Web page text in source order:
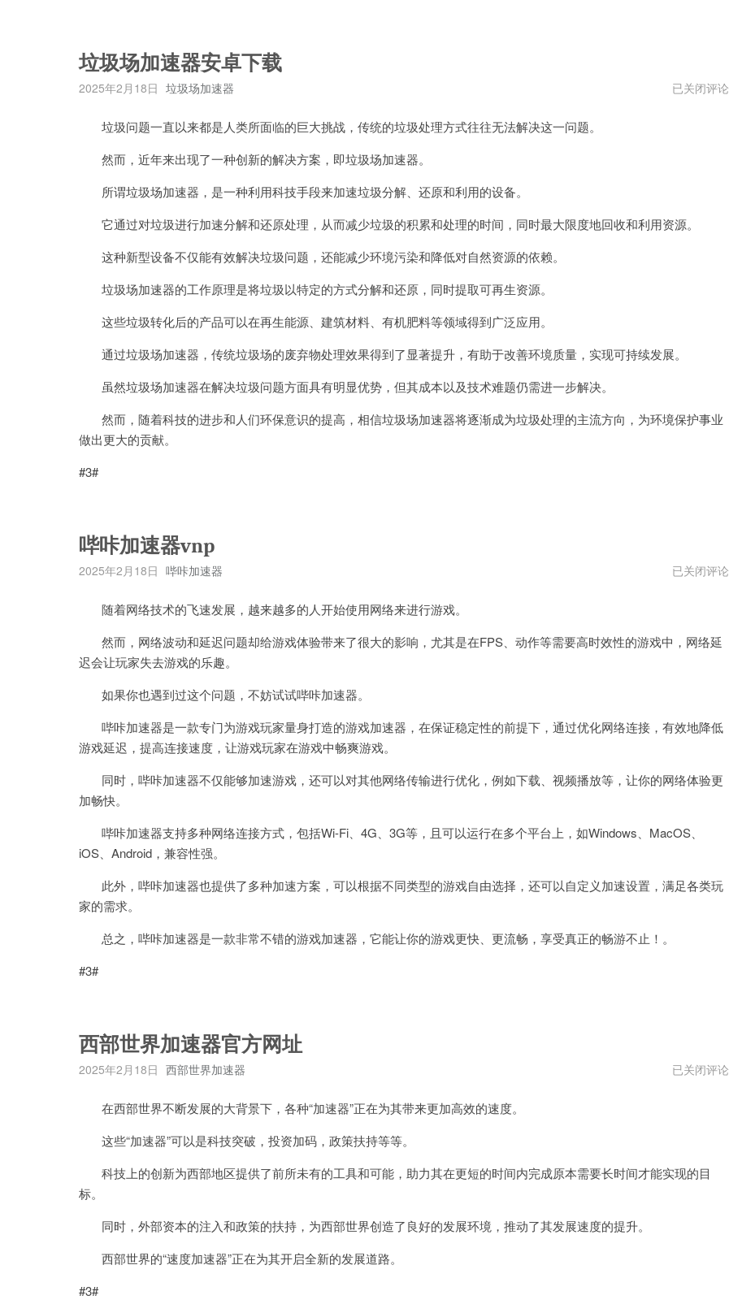
垃圾场加速器安卓下载
2025年2月18日 垃圾场加速器
垃
已关闭评论
垃圾问题一直以来都是人类所面临的巨大挑战，传统的垃圾处理方式往往无法解决这一问题。
然而，近年来出现了一种创新的解决方案，即垃圾场加速器。
所谓垃圾场加速器，是一种利用科技手段来加速垃圾分解、还原和利用的设备。
它通过对垃圾进行加速分解和还原处理，从而减少垃圾的积累和处理的时间，同时最大限度地回收和利用资源。
这种新型设备不仅能有效解决垃圾问题，还能减少环境污染和降低对自然资源的依赖。
垃圾场加速器的工作原理是将垃圾以特定的方式分解和还原，同时提取可再生资源。
这些垃圾转化后的产品可以在再生能源、建筑材料、有机肥料等领域得到广泛应用。
通过垃圾场加速器，传统垃圾场的废弃物处理效果得到了显著提升，有助于改善环境质量，实现可持续发展。
虽然垃圾场加速器在解决垃圾问题方面具有明显优势，但其成本以及技术难题仍需进一步解决。
然而，随着科技的进步和人们环保意识的提高，相信垃圾场加速器将逐渐成为垃圾处理的主流方向，为环境保护事业
做出更大的贡献。
#3#
哔咔加速器vnp
2025年2月18日 哔咔加速器
哔
vnp
已关闭评论
随着网络技术的飞速发展，越来越多的人开始使用网络来进行游戏。
然而，网络波动和延迟问题却给游戏体验带来了很大的影响，尤其是在FPS、动作等需要高时效性的游戏中，网络延
迟会让玩家失去游戏的乐趣。
如果你也遇到过这个问题，不妨试试哔咔加速器。
哔咔加速器是一款专门为游戏玩家量身打造的游戏加速器，在保证稳定性的前提下，通过优化网络连接，有效地降低
游戏延迟，提高连接速度，让游戏玩家在游戏中畅爽游戏。
同时，哔咔加速器不仅能够加速游戏，还可以对其他网络传输进行优化，例如下载、视频播放等，让你的网络体验更
加畅快。
哔咔加速器支持多种网络连接方式，包括Wi-Fi、4G、3G等，且可以运行在多个平台上，如Windows、MacOS、
iOS、Android，兼容性强。
此外，哔咔加速器也提供了多种加速方案，可以根据不同类型的游戏自由选择，还可以自定义加速设置，满足各类玩
家的需求。
总之，哔咔加速器是一款非常不错的游戏加速器，它能让你的游戏更快、更流畅，享受真正的畅游不止！。
#3#
西部世界加速器官方网址
2025年2月18日 西部世界加速器
西
方
已关闭评论
在西部世界不断发展的大背景下，各种“加速器”正在为其带来更加高效的速度。
这些“加速器”可以是科技突破，投资加码，政策扶持等等。
科技上的创新为西部地区提供了前所未有的工具和可能，助力其在更短的时间内完成原本需要长时间才能实现的目
标。
同时，外部资本的注入和政策的扶持，为西部世界创造了良好的发展环境，推动了其发展速度的提升。
西部世界的“速度加速器”正在为其开启全新的发展道路。
#3#